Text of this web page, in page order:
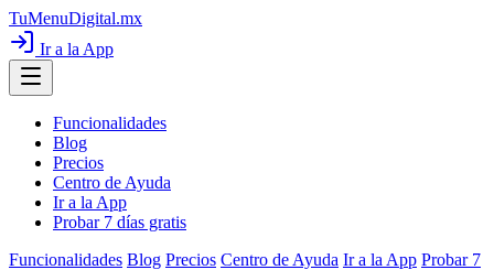
TuMenuDigital.mx
Ir a la App
Funcionalidades
Blog
Precios
Centro de Ayuda
Ir a la App
Probar 7 días gratis
Funcionalidades Blog Precios Centro de Ayuda Ir a la App Probar 7